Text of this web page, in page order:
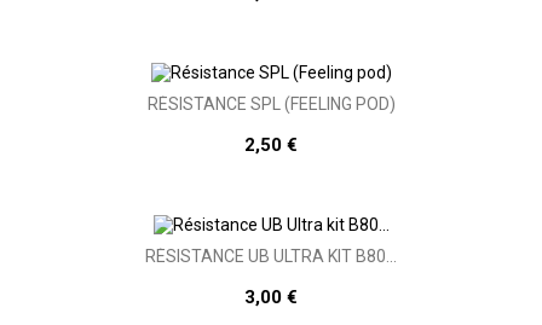
RÉSISTANCE SPL (FEELING POD)
2,50 €
RÉSISTANCE UB ULTRA KIT B80...
3,00 €